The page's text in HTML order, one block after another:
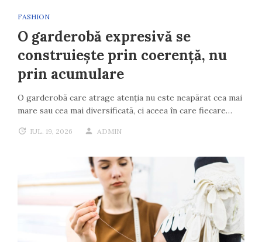
FASHION
O garderobă expresivă se
construiește prin coerență, nu
prin acumulare
O garderobă care atrage atenția nu este neapărat cea mai
mare sau cea mai diversificată, ci aceea în care fiecare…
IUL. 19, 2026 ADMIN